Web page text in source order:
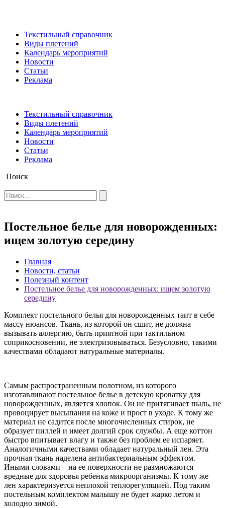
Текстильный справочник
Виды плетений
Календарь мероприятий
Новости
Статьи
Реклама
Текстильный справочник
Виды плетений
Календарь мероприятий
Новости
Статьи
Реклама
Поиск
Постельное белье для новорожденных:
ищем золотую середину
Главная
Новости, статьи
Полезный контент
Постельное белье для новорожденных: ищем золотую
середину
Комплект постельного белья для новорожденных таит в себе
массу нюансов. Ткань, из которой он сшит, не должна
вызывать аллергию, быть приятной при тактильном
соприкосновении, не электризовываться. Безусловно, такими
качествами обладают натуральные материалы.
Самым распространенным полотном, из которого
изготавливают постельное белье в детскую кроватку для
новорожденных, является хлопок. Он не притягивает пыль, не
провоцирует высыпания на коже и прост в уходе. К тому же
материал не садится после многочисленных стирок, не
образует пиллей и имеет долгий срок службы. А еще коттон
быстро впитывает влагу и также без проблем ее испаряет.
Аналогичными качествами обладает натуральный лен. Эта
прочная ткань наделена антибактериальным эффектом.
Иными словами – на ее поверхности не размножаются
вредные для здоровья ребенка микроорганизмы. К тому же
лен характеризуется неплохой теплорегуляцией. Под таким
постельным комплектом малышу не будет жарко летом и
холодно зимой.